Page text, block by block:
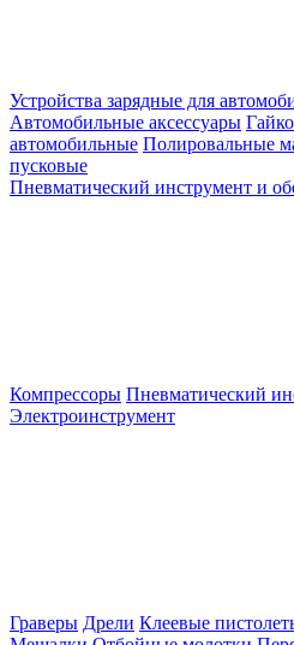
Устройства зарядные для
Автомобильные аксессуары
автомобильные Полировальные
пусковые
Пневматический инструмент и
Компрессоры Пневматический
Электроинструмент
Граверы Дрели Клеевые